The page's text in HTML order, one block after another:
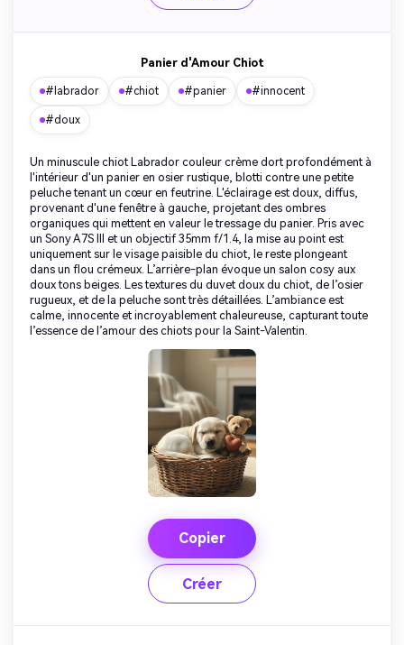
Panier d'Amour Chiot
#labrador #chiot #panier #innocent
#doux
Un minuscule chiot Labrador couleur crème dort profondément à
l'intérieur d'un panier en osier rustique, blotti contre une petite
peluche tenant un cœur en feutrine. L'éclairage est doux, diffus,
provenant d'une fenêtre à gauche, projetant des ombres
organiques qui mettent en valeur le tressage du panier. Pris avec
un Sony A7S III et un objectif 35mm f/1.4, la mise au point est
uniquement sur le visage paisible du chiot, le reste plongeant
dans un flou crémeux. L’arrière-plan évoque un salon cosy aux
doux tons beiges. Les textures du duvet doux du chiot, de l’osier
rugueux, et de la peluche sont très détaillées. L’ambiance est
calme, innocente et incroyablement chaleureuse, capturant toute
l’essence de l’amour des chiots pour la Saint-Valentin.
Copier
Créer